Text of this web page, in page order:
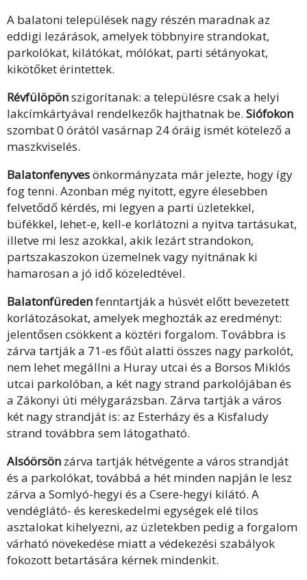
A balatoni települések nagy részén maradnak az
eddigi lezárások, amelyek többnyire strandokat,
parkolókat, kilátókat, mólókat, parti sétányokat,
kikötőket érintettek.
Révfülöpönszigorítanak: a településre csak a helyi
lakcímkártyával rendelkezők hajthatnak be. Siófokon
szombat 0 órától vasárnap 24 óráig ismét kötelező a
maszkviselés.
Balatonfenyvesönkormányzata már jelezte, hogy így
fog tenni. Azonban még nyitott, egyre élesebben
felvetődő kérdés, mi legyen a parti üzletekkel,
büfékkel, lehet-e, kell-e korlátozni a nyitva tartásukat,
illetve mi lesz azokkal, akik lezárt strandokon,
partszakaszokon üzemelnek vagy nyitnának ki
hamarosan a jó idő közeledtével.
Balatonfüredenfenntartják a húsvét előtt bevezetett
korlátozásokat, amelyek meghozták az eredményt:
jelentősen csökkent a köztéri forgalom. Továbbra is
zárva tartják a 71-es főút alatti összes nagy parkolót,
nem lehet megállni a Huray utcai és a Borsos Miklós
utcai parkolóban, a két nagy strand parkolójában és
a Zákonyi úti mélygarázsban. Zárva tartják a város
két nagy strandját is: az Esterházy és a Kisfaludy
strand továbbra sem látogatható.
Alsóörsön zárva tartják hétvégente a város strandját
és a parkolókat, továbbá a hét minden napján le lesz
zárva a Somlyó-hegyi és a Csere-hegyi kilátó. A
vendéglátó- és kereskedelmi egységek elé tilos
asztalokat kihelyezni, az üzletekben pedig a forgalom
várható növekedése miatt a védekezési szabályok
fokozott betartására kérnek mindenkit.